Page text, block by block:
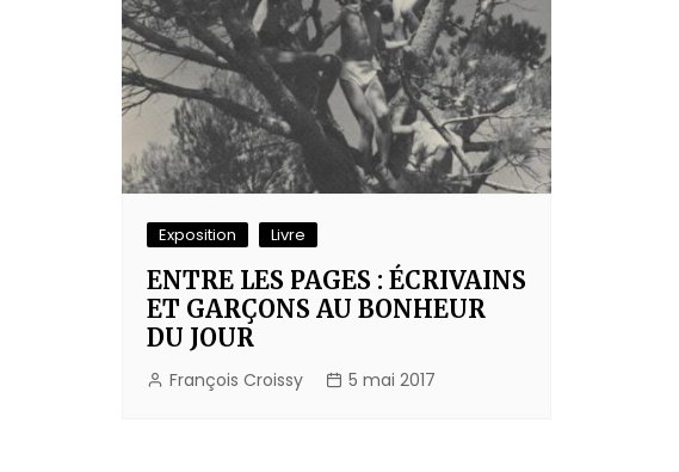
Exposition Livre
ENTRE LES PAGES : ÉCRIVAINS
ET GARÇONS AU BONHEUR
DU JOUR
François Croissy 5 mai 2017